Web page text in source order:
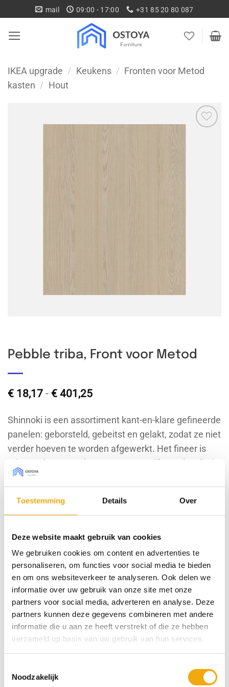
Toestemming Details Over
Deze website maakt gebruik van cookies
We gebruiken cookies om content en advertenties te
personaliseren, om functies voor social media te bieden
en om ons websiteverkeer te analyseren. Ook delen we
informatie over uw gebruik van onze site met onze
partners voor social media, adverteren en analyse. Deze
partners kunnen deze gegevens combineren met andere
informatie die u aan ze heeft verstrekt of die ze hebben
verzameld op basis van uw gebruik van hun services.
Noodzakelijk
naar
inhoud
mail 09:00 - 17:00 +31 85 20 80 087
IKEA upgrade / Keukens /
Fronten voor Metod
kasten / Hout
Toevoegen
Pebble triba, Front voor Metod
€ 18,17 - € 401,25Prijsklasse:
tot
€ 401,25
Shinnoki is een assortiment kant-en-klare gefineerde
panelen: geborsteld, gebeitst en gelakt, zodat ze niet
verder hoeven te worden afgewerkt. Het fineer is
mixmatch gevoegd om een meer uniforme kwaliteit
te verkrijgen en is verkrijgbaar in een exclusief
Type front
Afmeting Metod (bxh)
Pebble triba, Front voor Metod aantal
SKU:N/B